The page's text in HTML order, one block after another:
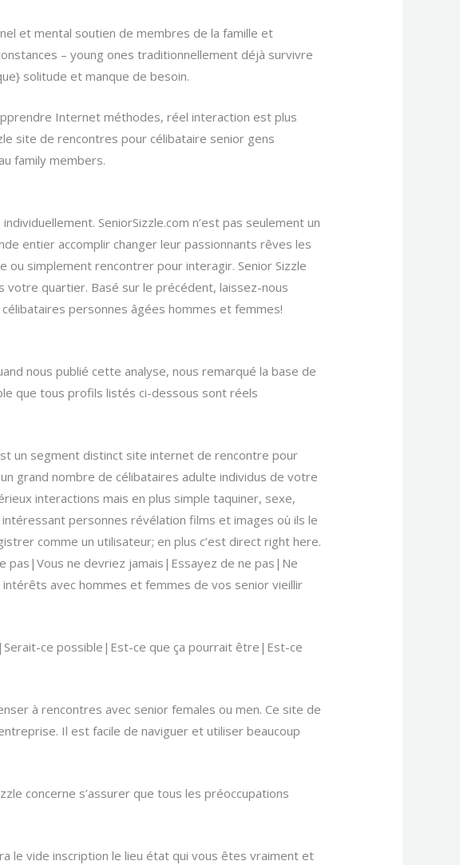
et mental soutien de membres de la famille et
– young ones traditionnellement déjà survivre
solitude et manque de besoin.
Internet méthodes, réel interaction est plus
site de rencontres pour célibataire senior gens
family members.
SeniorSizzle.com n’est pas seulement un
entier accomplir changer leur passionnants rêves les
ou simplement rencontrer pour interagir. Senior Sizzle
quartier. Basé sur le précédent, laissez-nous
personnes âgées hommes et femmes!
nous publié cette analyse, nous remarqué la base de
que tous profils listés ci-dessous sont réels
un segment distinct site internet de rencontre pour
grand nombre de célibataires adulte individus de votre
interactions mais en plus simple taquiner, sexe,
personnes révélation films et images où ils le
comme un utilisateur; en plus c’est direct right here.
ne devriez jamais|Essayez de ne pas|Ne
avec hommes et femmes de vos senior vieillir
ce possible|Est-ce que ça pourrait être|Est-ce
à rencontres avec senior females ou men. Ce site de
Il est facile de naviguer et utiliser beaucoup
concerne s’assurer que tous les préoccupations
le vide inscription le lieu état qui vous êtes vraiment et